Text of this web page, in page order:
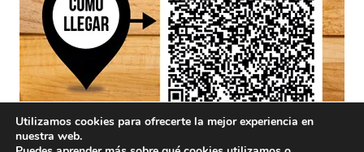
Utilizamos cookies para ofrecerte la mejor experiencia en
nuestra web.